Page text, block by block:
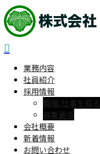
業務内容
社員紹介
採用情報
職場/仕事を知る
募集要項
会社概要
新着情報
お問い合わせ